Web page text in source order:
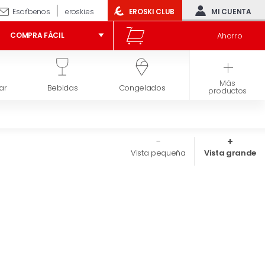
Escríbenos eroski.es EROSKI CLUB MI CUENTA
COMPRA FÁCIL Ahorro
Bebidas Congelados Higiene y belleza
Más
productos
Vista pequeña Vista grande